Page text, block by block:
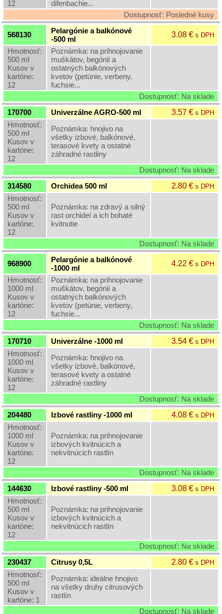
12
difenbachie...
Dostupnosť: Posledné kusy
568130
Pelargónie a balkónové
-500 ml
3.08 €s DPH
Hmotnosť:
500 ml
Kusov v
kartóne:
12
Poznámka: na prihnojovanie
muškátov, begónií a
ostatných balkónových
kvetov (petúnie, verbeny,
fuchsie...
Dostupnosť: Na sklade
170700
Univerzálne AGRO-500 ml 3.57 €s DPH
Hmotnosť:
500 ml
Kusov v
kartóne:
12
Poznámka: hnojivo na
všetky izbové, balkónové,
terasové kvety a ostatné
záhradné rastliny
Dostupnosť: Na sklade
314580
Orchidea 500 ml 2.80 €s DPH
Hmotnosť:
500 ml
Kusov v
kartóne:
12
Poznámka: na zdravý a silný
rast orchideí a ich bohaté
kvitnutie
Dostupnosť: Na sklade
968900
Pelargónie a balkónové
-1000 ml
4.22 €s DPH
Hmotnosť:
1000 ml
Kusov v
kartóne:
12
Poznámka: na prihnojovanie
muškátov, begónií a
ostatných balkónových
kvetov (petúnie, verbeny,
fuchsie...
Dostupnosť: Na sklade
170710
Univerzálne -1000 ml 3.54 €s DPH
Hmotnosť:
1000 ml
Kusov v
kartóne:
12
Poznámka: hnojivo na
všetky izbové, balkónové,
terasové kvety a ostatné
záhradné rastliny
Dostupnosť: Na sklade
204480
Izbové rastliny -1000 ml 4.08 €s DPH
Hmotnosť:
1000 ml
Kusov v
kartóne:
12
Poznámka: na prihnojovanie
izbových kvitnúcich a
nekvitnúcich rastlín
Dostupnosť: Na sklade
144630
Izbové rastliny -500 ml 3.08 €s DPH
Hmotnosť:
500 ml
Kusov v
kartóne:
12
Poznámka: na prihnojovanie
izbových kvitnúcich a
nekvitnúcich rastlín
Dostupnosť: Na sklade
230437
Citrusy 0,5L 2.80 €s DPH
Hmotnosť:
500 ml
Kusov v
kartóne: 1
Poznámka: ideálne hnojivo
na všetky druhy citrusových
rastlín
Dostupnosť: Na sklade